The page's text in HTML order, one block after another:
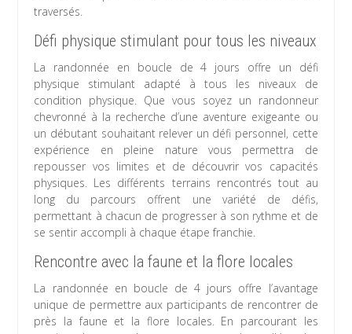
traversés.
Défi physique stimulant pour tous les niveaux
La randonnée en boucle de 4 jours offre un défi
physique stimulant adapté à tous les niveaux de
condition physique. Que vous soyez un randonneur
chevronné à la recherche d’une aventure exigeante ou
un débutant souhaitant relever un défi personnel, cette
expérience en pleine nature vous permettra de
repousser vos limites et de découvrir vos capacités
physiques. Les différents terrains rencontrés tout au
long du parcours offrent une variété de défis,
permettant à chacun de progresser à son rythme et de
se sentir accompli à chaque étape franchie.
Rencontre avec la faune et la flore locales
La randonnée en boucle de 4 jours offre l’avantage
unique de permettre aux participants de rencontrer de
près la faune et la flore locales. En parcourant les